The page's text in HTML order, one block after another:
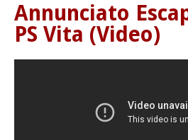
Annunciato
PS Vita (Video)